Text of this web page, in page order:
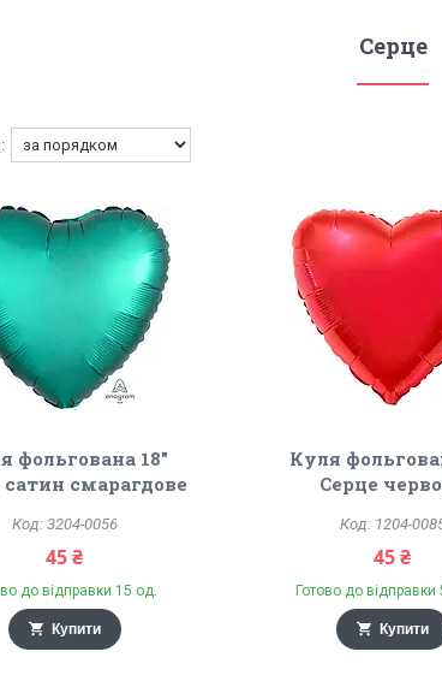
Серце
фольгована 18"
сатин смарагдове
3204-0056
45 ₴
до відправки 15 од.
Купити
Куля
Серце
1204-
45 ₴
Готово до відправки
Купити